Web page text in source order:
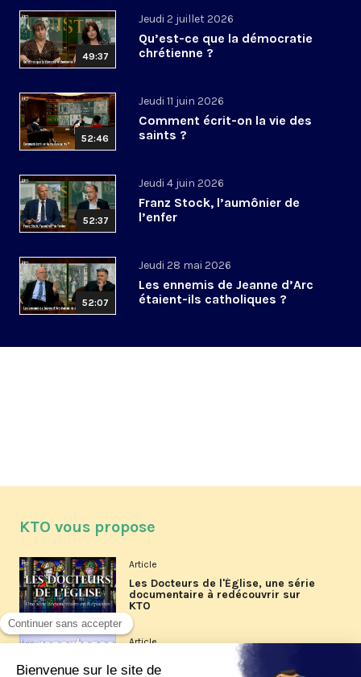
49:37
Jeudi 2 juillet 2026
Qu’est-ce que la démocratie
chrétienne ?
52:46
Jeudi 11 juin 2026
Comment écrit-on la vie des
saints ?
52:37
Jeudi 4 juin 2026
Franz Stock, l’aumônier de
l’enfer
52:07
Jeudi 28 mai 2026
Les ennemis de Jeanne d’Arc
étaient-ils catholiques ?
KTO vous propose
Article
Les Docteurs de l'Église, une série
documentaire à redécouvrir sur
KTO
Article
Les reportages d'été 2026 de KTO